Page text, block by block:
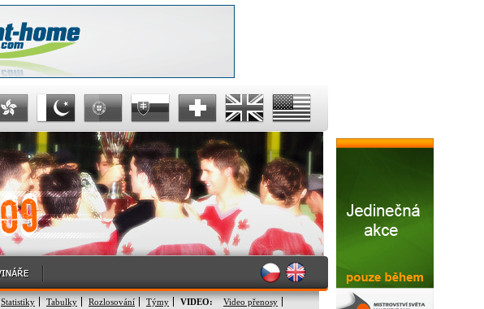
Statistiky Tabulky Rozlosování Týmy VIDEO: Video přenosy